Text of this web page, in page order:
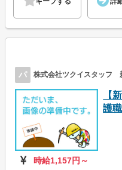
パ 株式会社ツクイスタッフ
【
護
時給1,157円～